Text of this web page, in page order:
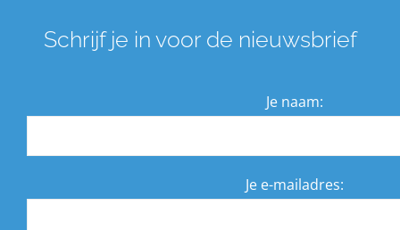
Schrijf je in voor de nieuwsbrief
Je naam:
Je e-mailadres: